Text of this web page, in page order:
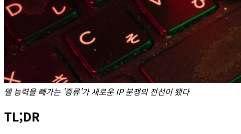
델 능력을 빼가는 '증류'가 새로운 IP 분쟁의 전선이 됐다
TL;DR